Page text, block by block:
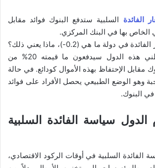
الفائدة السلبية ستدفع البنوك فوائد مقابل
الخاص بها في البنك المركزي.
تخيل معي أن أسعار الفائدة في دولة ما هي (0.2-)، ماذا يعني ذلك؟
هذا يعني أن مواطني هذه الدول سيدفعون ما قيمته 20% من
مقابل الإحتفاظ بهذه الأموال كودائع. في حالة
وهو الوضع الطبيعي يحصل الأفراد على فوائد
في البنوك.
سياسة الفائدة السلبية
الفائدة السلبية في أوقات الركود الاقتصادي،